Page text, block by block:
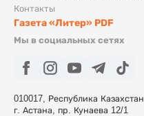
Контакты
Газета «Литер» PDF
Мы в социальных сетях
010017, Республика Казахстан
г. Астана, пр. Кунаева 12/1